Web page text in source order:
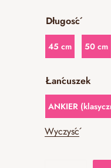
Długość
45 cm 50 cm
Łańcuszek
ANKIER
Wyczyść